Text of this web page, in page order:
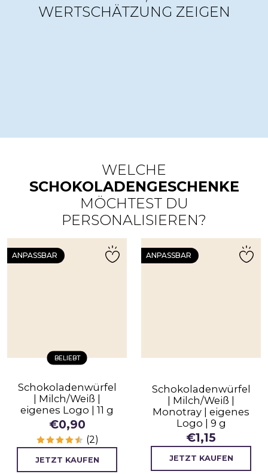
WERTSCHÄTZUNG ZEIGEN
WELCHE
SCHOKOLADENGESCHENKE
MÖCHTEST DU
PERSONALISIEREN?
ANPASSBAR
BELIEBT
Schokoladenwürfel
| Milch/Weiß |
eigenes Logo | 11 g
€0,90
(2)
JETZT KAUFEN
ANPASSBAR
Schokoladenwürfel
| Milch/Weiß |
Monotray | eigenes
Logo | 9 g
€1,15
JETZT KAUFEN